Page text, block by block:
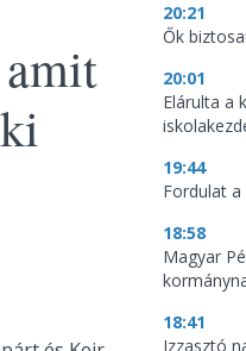
20:21
Ők
20:01
Elárulta a
19:44
Fordulat a
18:58
Magyar
18:41
Izzasztó